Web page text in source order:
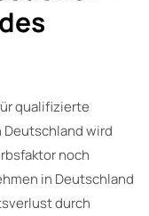
qualifizierte
Deutschland wird
noch
in Deutschland
durch